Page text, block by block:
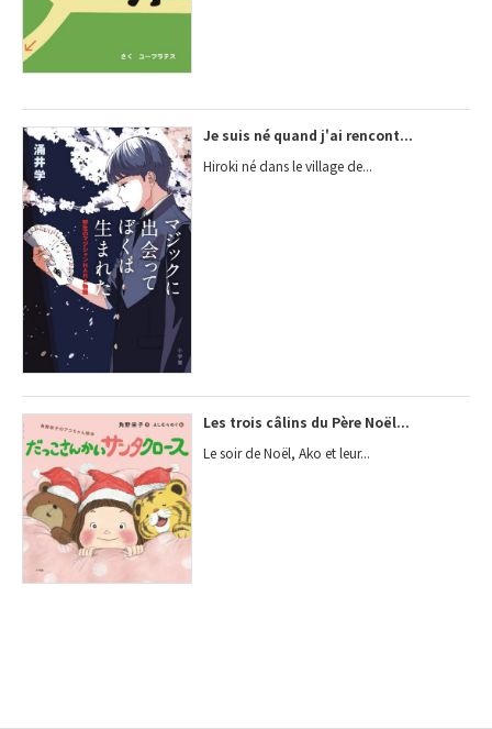
Je suis né quand j'ai rencont...
Hiroki né dans le village de...
Les trois câlins du Père Noël...
Le soir de Noël, Ako et leur...